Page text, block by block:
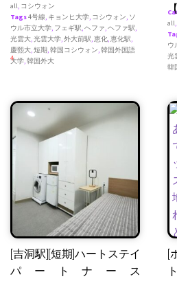
all, コシウォン
Tags4号線, キョンヒ大学, コシウォン, ソ
ウル市立大学, フェギ駅,ヘファ,ヘファ駅,
光雲大,光雲大学,外大前駅,恵化,恵化駅,
慶熙大,短期,韓国コシウォン,韓国外国語
大学,韓国外大
4
all,
ウ
光
韓
[吉洞駅][短期]ハートステイ
パートナース
[